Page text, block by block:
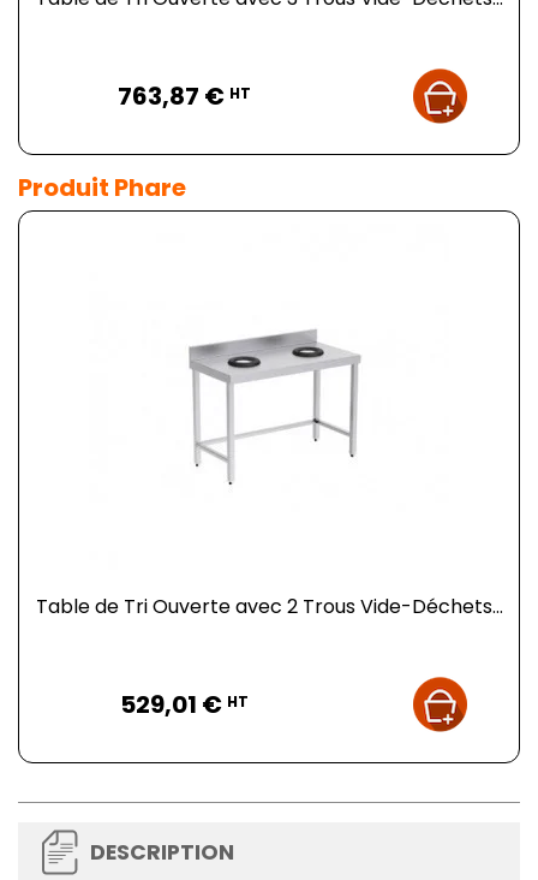
763,87 € HT
Produit Phare
Table de Tri Ouverte avec 2 Trous Vide-Déchets...
529,01 € HT
DESCRIPTION